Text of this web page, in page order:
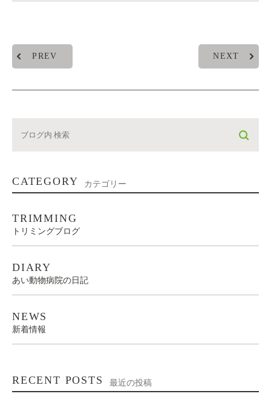
PREV NEXT
CATEGORY カテゴリー
TRIMMING
トリミングブログ
DIARY
あい動物病院の日記
NEWS
新着情報
RECENT POSTS 最近の投稿